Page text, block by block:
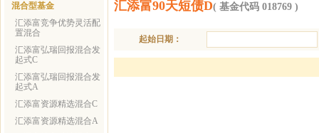
混合型基金
汇添富竞争优势灵活配
置混合
汇添富弘瑞回报混合发
起式C
汇添富弘瑞回报混合发
起式A
汇添富资源精选混合C
汇添富资源精选混合A
汇添富90天短债D( 基金代码 018769 )
起始日期：